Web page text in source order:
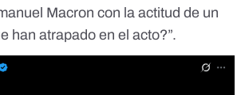
Macron con la actitud de un
han atrapado en el acto?”.